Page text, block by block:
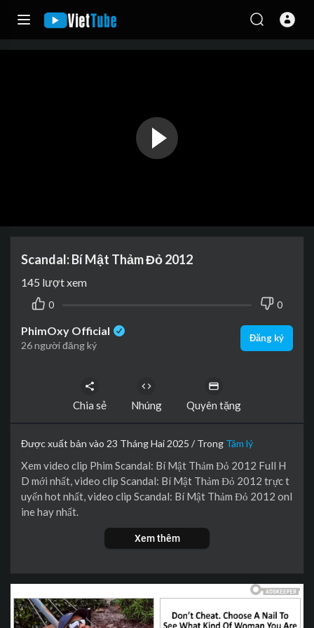
Scandal: Bí Mật Thảm Đỏ 2012
0 0
145 lượt xem
PhimOxy Official
26 người đăng ký
Đăng ký
Chia sẻ Nhúng Quyên tặng
Được xuất bản vào 23 Tháng Hai 2025 / Trong Tâm lý
Xem video clip Phim Scandal: Bí Mật Thảm Đỏ 2012 Full H
D mới nhất, video clip Scandal: Bí Mật Thảm Đỏ 2012 trực t
uyến hot nhất, video clip Scandal: Bí Mật Thảm Đỏ 2012 onl
ine hay nhất.
Ý Linh là một nữ diễn viên kiêm người mẫu nổi tiếng trong gi
m và được đại gia Hoàng Kiệt cưới về làm vợ. Cùng thời điểm
đó, một ca sĩ tên Trà My đố kỵ với Ý Linh đã tiết lộ cho Hoàn
g Kiệt đoạn video về việc trước khi nổi tiếng, Ý Linh đã từng
Xem thêm